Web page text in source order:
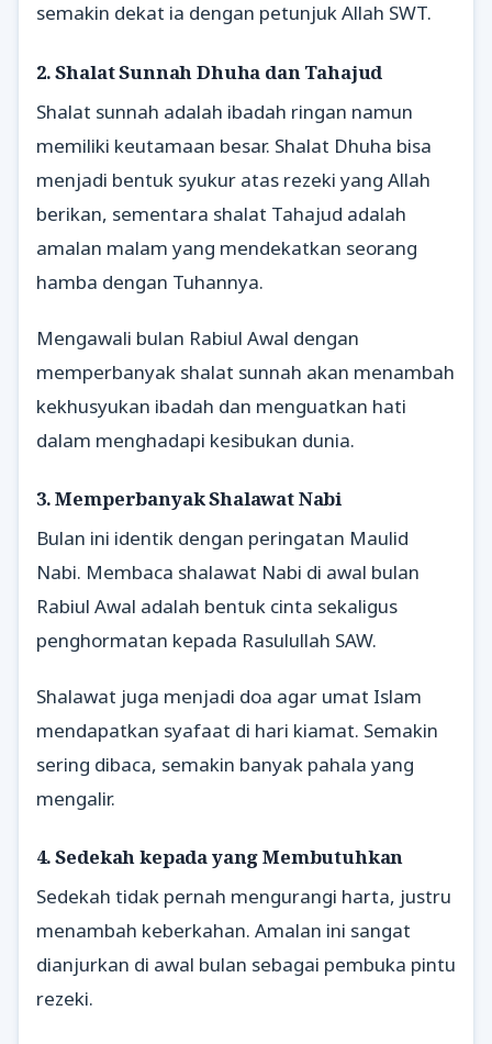
semakin dekat ia dengan petunjuk Allah SWT.
2. Shalat Sunnah Dhuha dan Tahajud
Shalat sunnah adalah ibadah ringan namun
memiliki keutamaan besar. Shalat Dhuha bisa
menjadi bentuk syukur atas rezeki yang Allah
berikan, sementara shalat Tahajud adalah
amalan malam yang mendekatkan seorang
hamba dengan Tuhannya.
Mengawali bulan Rabiul Awal dengan
memperbanyak shalat sunnah akan menambah
kekhusyukan ibadah dan menguatkan hati
dalam menghadapi kesibukan dunia.
3. Memperbanyak Shalawat Nabi
Bulan ini identik dengan peringatan Maulid
Nabi. Membaca shalawat Nabi di awal bulan
Rabiul Awal adalah bentuk cinta sekaligus
penghormatan kepada Rasulullah SAW.
Shalawat juga menjadi doa agar umat Islam
mendapatkan syafaat di hari kiamat. Semakin
sering dibaca, semakin banyak pahala yang
mengalir.
4. Sedekah kepada yang Membutuhkan
Sedekah tidak pernah mengurangi harta, justru
menambah keberkahan. Amalan ini sangat
dianjurkan di awal bulan sebagai pembuka pintu
rezeki.